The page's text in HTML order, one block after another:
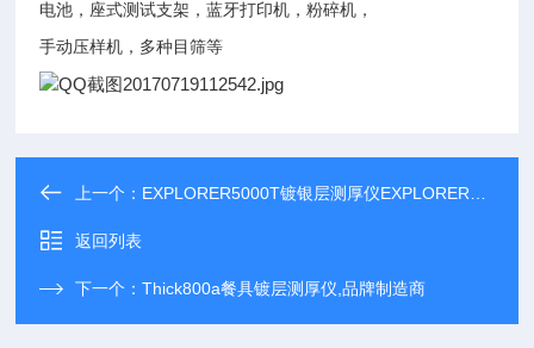
电池，座式测试支架，蓝牙打印机，粉碎机，
手动压样机，多种目筛等
上一个： EXPLORER5000T镀银层测厚仪EXPLORER5000T,电力制造商
返回列表
下一个：Thick800a餐具镀层测厚仪,品牌制造商